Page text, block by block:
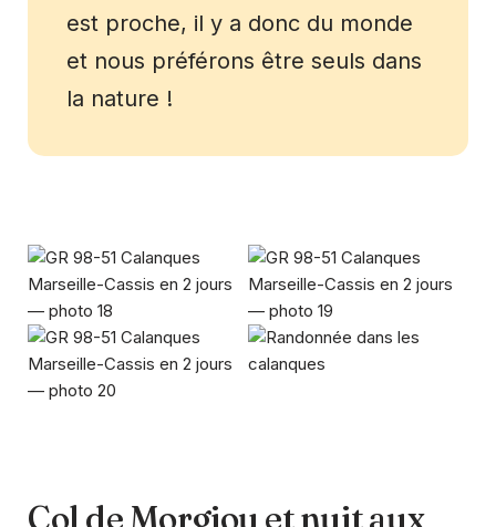
est proche, il y a donc du monde
et nous préférons être seuls dans
la nature !
Col de Morgiou et nuit aux